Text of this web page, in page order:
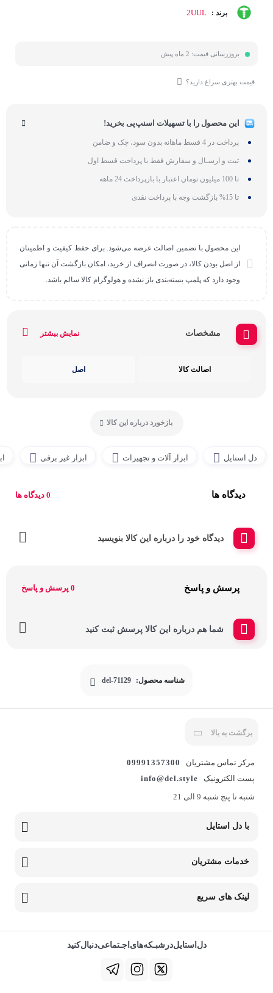
برند : 2UUL
بروزرسانی قیمت: 2 ماه پیش
قیمت بهتری سراغ دارید؟
این محصول را با تسهیلات اسنپ‌پی بخرید!
پرداخت در 4 قسط ماهانه بدون سود، چک و ضامن
ثبت و ارسـال و سفارش فقط با پرداخت قسط اول
تا 100 میلیون تومان اعتبار با بازپرداخت 24 ماهه
تا 15% بازگشت وجه با پرداخت نقدی
این محصول با تضمین اصالت عرضه می‌شود. برای حفظ کیفیت و اطمینان
از اصل بودن کالا، در صورت انصراف از خرید، امکان بازگشت آن تنها زمانی
وجود دارد که پلمپ بسته‌بندی باز نشده و هولوگرام کالا سالم باشد.
مشخصات نمایش بیشتر
اصالت کالا اصل
بازخورد درباره این کالا
دل استایل ابزار آلات و تجهیزات ابزار غیر برقی
دیدگاه ها 0 دیدگاه ها
دیدگاه خود را درباره این کالا بنویسید
پرسش و پاسخ 0 پرسش و پاسخ
شما هم درباره این کالا پرسش ثبت کنید
شناسه محصول: del-71129
برگشت به بالا
مرکز تماس مشتریان
09991357300
پست الکترونیک
info@del.style
شنبه تا پنج شنبه 9 الی 21
با دل استایل
خدمات مشتریان
لینک های سریع
دل‌استایل‌در‌‌شبـکه‌های‌اجـتماعی‌دنبال‌کنید